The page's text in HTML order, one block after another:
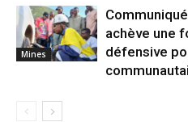
Mines
achève une
défensive